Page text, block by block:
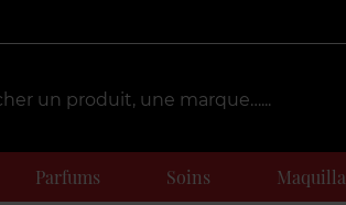
Parfums Soins